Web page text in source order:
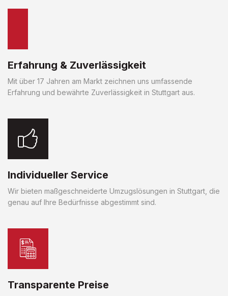
Erfahrung & Zuverlässigkeit
Mit über 17 Jahren am Markt zeichnen uns umfassende
Erfahrung und bewährte Zuverlässigkeit in Stuttgart aus.
Individueller Service
Wir bieten maßgeschneiderte Umzugslösungen in Stuttgart, die
genau auf Ihre Bedürfnisse abgestimmt sind.
Transparente Preise